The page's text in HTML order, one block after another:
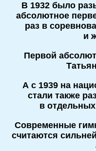
В 1932 было
абсолютное
раз в
и
Первой
А с 1939 на
стали также
в
Современные
считаются